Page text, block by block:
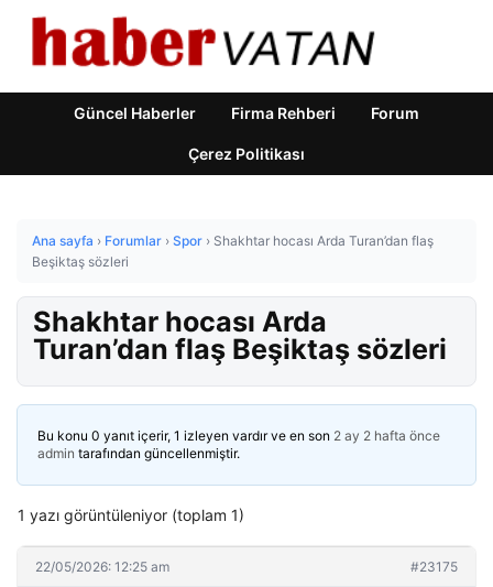
Güncel Haberler Firma Rehberi Forum
Çerez Politikası
Ana sayfa › Forumlar › Spor › Shakhtar hocası Arda Turan’dan flaş
Beşiktaş sözleri
Shakhtar hocası Arda
Turan’dan flaş Beşiktaş sözleri
Bu konu 0 yanıt içerir, 1 izleyen vardır ve en son 2 ay 2 hafta önce
admin tarafından güncellenmiştir.
1 yazı görüntüleniyor (toplam 1)
22/05/2026: 12:25 am #23175